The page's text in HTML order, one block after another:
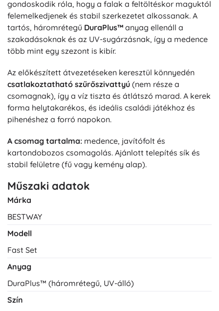
gondoskodik róla, hogy a falak a feltöltéskor maguktól
felemelkedjenek és stabil szerkezetet alkossanak. A
tartós, háromrétegű DuraPlus™ anyag ellenáll a
szakadásoknak és az UV-sugárzásnak, így a medence
több mint egy szezont is kibír.
Az előkészített átvezetéseken keresztül könnyedén
csatlakoztatható szűrőszivattyú (nem része a
csomagnak), így a víz tiszta és átlátszó marad. A kerek
forma helytakarékos, és ideális családi játékhoz és
pihenéshez a forró napokon.
A csomag tartalma: medence, javítófolt és
kartondobozos csomagolás. Ajánlott telepítés sík és
stabil felületre (fű vagy kemény alap).
Műszaki adatok
Márka
BESTWAY
Modell
Fast Set
Anyag
DuraPlus™ (háromrétegű, UV-álló)
Szín